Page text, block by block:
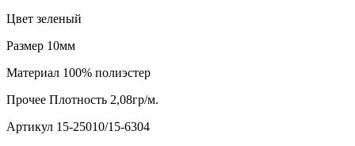
Цвет зеленый
Размер 10мм
Материал 100% полиэстер
Прочее Плотность 2,08гр/м.
Артикул 15-25010/15-6304